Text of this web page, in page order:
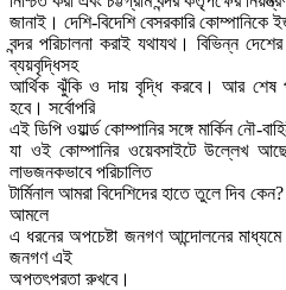
জানাই। দেশি-বিদেশি বেসরকারি কোম্পানিকে
বন্দর পরিচালনা করাই যথাযথ। বিভিন্ন
ব্যয়বৃদ্ধিসহ
আর্থিক ঝুঁকি ও দায় বৃদ্ধি করবে। আর শেষ
হবে। সর্বোপরি
এই ডিপি ওয়ার্ল্ড কোম্পানির সঙ্গে মার্কিন নৌ-
যা ওই কোম্পানির ওয়েবসাইটে উল্লেখ
লাভজনকভাবে পরিচালিত
টার্মিনাল আমরা বিদেশিদের হাতে তুলে দিব
আমলে
এ ধরনের অপচেষ্টা জনগণ আন্দোলনের
জনগণ এই
অপতৎপরতা রুখবে।